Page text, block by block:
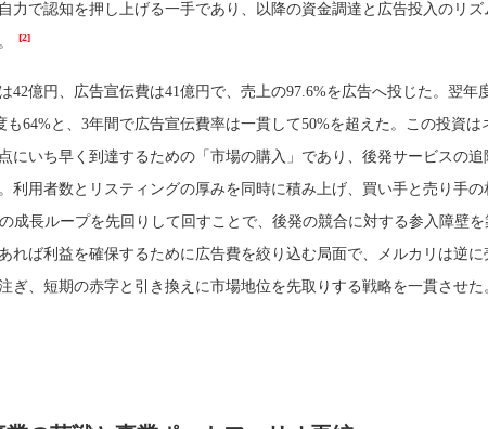
力で認知を押し上げる一手であり、以降の資金調達と広告投入のリズ
[2]
42億円、広告宣伝費は41億円で、売上の97.6%を広告へ投じた。翌年
も64%と、3年間で広告宣伝費率は一貫して50%を超えた。この投資は
にいち早く到達するための「市場の購入」であり、後発サービスの追
利用者数とリスティングの厚みを同時に積み上げ、買い手と売り手の
成長ループを先回りして回すことで、後発の競合に対する参入障壁を
れば利益を確保するために広告費を絞り込む局面で、メルカリは逆に
ぎ、短期の赤字と引き換えに市場地位を先取りする戦略を一貫させ